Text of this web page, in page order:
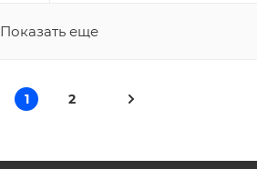
Показать еще
1 2